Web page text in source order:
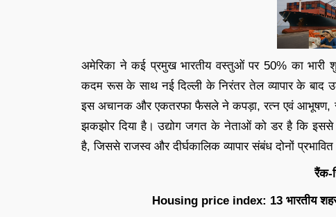
अमेरिका ने कई प्रमुख भारतीय वस्तुओं पर 50% का भारी
कदम रूस के साथ नई दिल्ली के निरंतर तेल व्यापार के बाद
इस अचानक और एकतरफा फैसले ने कपड़ा, रत्न एवं आभूषण,
झकझोर दिया है। उद्योग जगत के नेताओं को डर है कि
है, जिससे राजस्व और दीर्घकालिक व्यापार संबंध दोनों प्रभावित
रैंक-
Housing price index: 13 भारतीय